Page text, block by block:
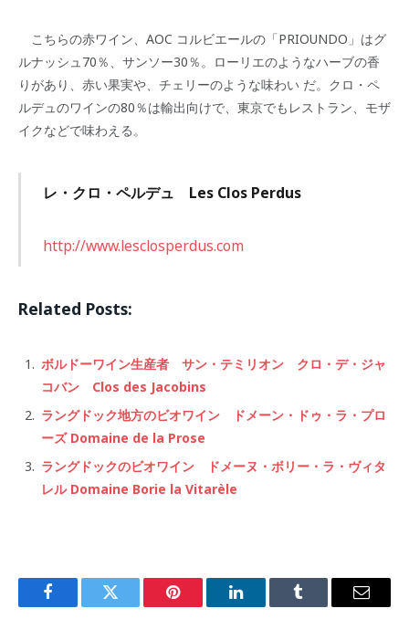
こちらの赤ワイン、AOC コルビエールの「PRIOUNDO」はグ
ルナッシュ70％、サンソー30％。ローリエのようなハーブの香
りがあり、赤い果実や、チェリーのような味わい だ。クロ・ペ
ルデュのワインの80％は輸出向けで、東京でもレストラン、モザ
イクなどで味わえる。
レ・クロ・ペルデュ Les Clos Perdus
http://www.lesclosperdus.com
Related Posts:
ボルドーワイン生産者 サン・テミリオン クロ・デ・ジャ
コバン Clos des Jacobins
ラングドック地方のビオワイン ドメーン・ドゥ・ラ・プロ
ーズ Domaine de la Prose
ラングドックのビオワイン ドメーヌ・ボリー・ラ・ヴィタ
レル Domaine Borie la Vitarèle
FacebookTwitter Pinterest LinkedInTumblr Email